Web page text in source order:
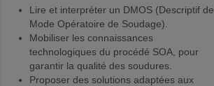
Lire et interpréter un DMOS (Descriptif de
Mode Opératoire de Soudage).
Mobiliser les connaissances
technologiques du procédé SOA, pour
garantir la qualité des soudures.
Proposer des solutions adaptées aux